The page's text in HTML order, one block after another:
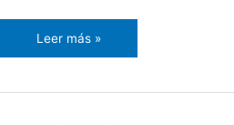
Leer más »